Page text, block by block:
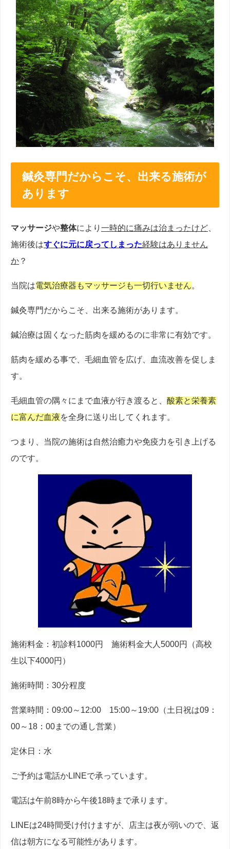
鍼灸専門だからこそ、出来る施術が
あります
マッサージや整体により 一時的に痛みは治まったけど
施術後はすぐに元に戻ってしまった経験はありません
か ？
当院は電気治療器もマッサージも一切行いません
鍼灸専門だからこそ、出来る施術があります。
鍼治療は固くなった筋肉を緩めるのに非常に有効です。
筋肉を緩める事で、毛細血管を広げ、血流改善を促しま
す。
毛細血管の隅々にまで血液が行き渡ると、 酸素と栄養素
に富んだ血液を全身に送り出してくれます。
つまり、当院の施術は自然治癒力や免疫力を引き上げる
のです。
施術料金：初診料1000円 施術料金大人5000円（高校
生以下4000円）
施術時間：30分程度
営業時間：09:00～12:00 15:00～19:00（土日祝は09：
00～18：00までの通し営業）
定休日：水
ご予約は電話かLINEで承っています。
電話は午前8時から午後18時まで承ります。
LINEは24時間受け付けますが、店主は夜が弱いので、返
信は朝方になる可能性があります。